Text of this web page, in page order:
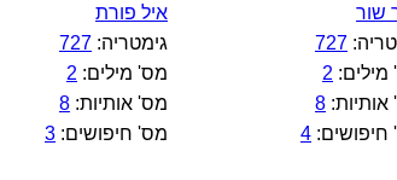
שור
727
2
8
4
איל פורת
גימטריה: 727
מס' מילים: 2
מס' אותיות: 8
מס' חיפושים: 3